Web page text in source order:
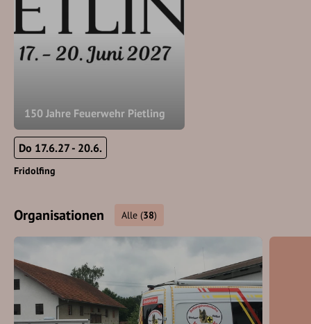
150 Jahre Feuerwehr Pietling
Do 17.6.27 - 20.6.
Fridolfing
Organisationen Alle (38)